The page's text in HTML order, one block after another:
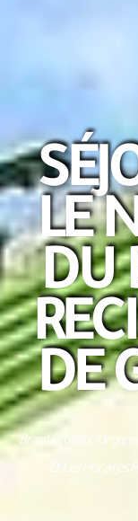
LE
DU
DE
Brazil Ecotour
Et Les Horaires